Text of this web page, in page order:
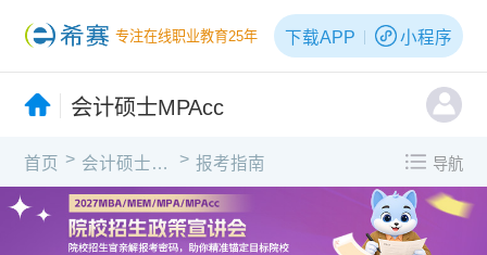
专注在线职业教育25年 下载APP 小程序
会计硕士MPAcc
首页 > 会计硕士MPAcc > 报考指南 导航